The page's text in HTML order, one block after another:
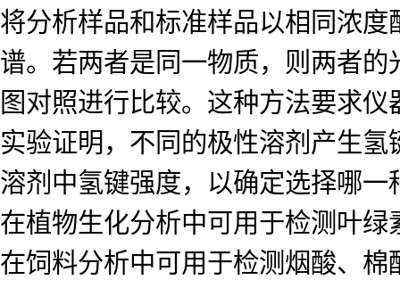
将分析样品和标准样品以相同浓
谱。若两者是同一物质，则两者
图对照进行比较。这种方法要求
实验证明，不同的极性溶剂产生
溶剂中氢键强度，以确定选择哪一
在植物生化分析中可用于检测叶
在饲料分析中可用于检测烟酸、棉